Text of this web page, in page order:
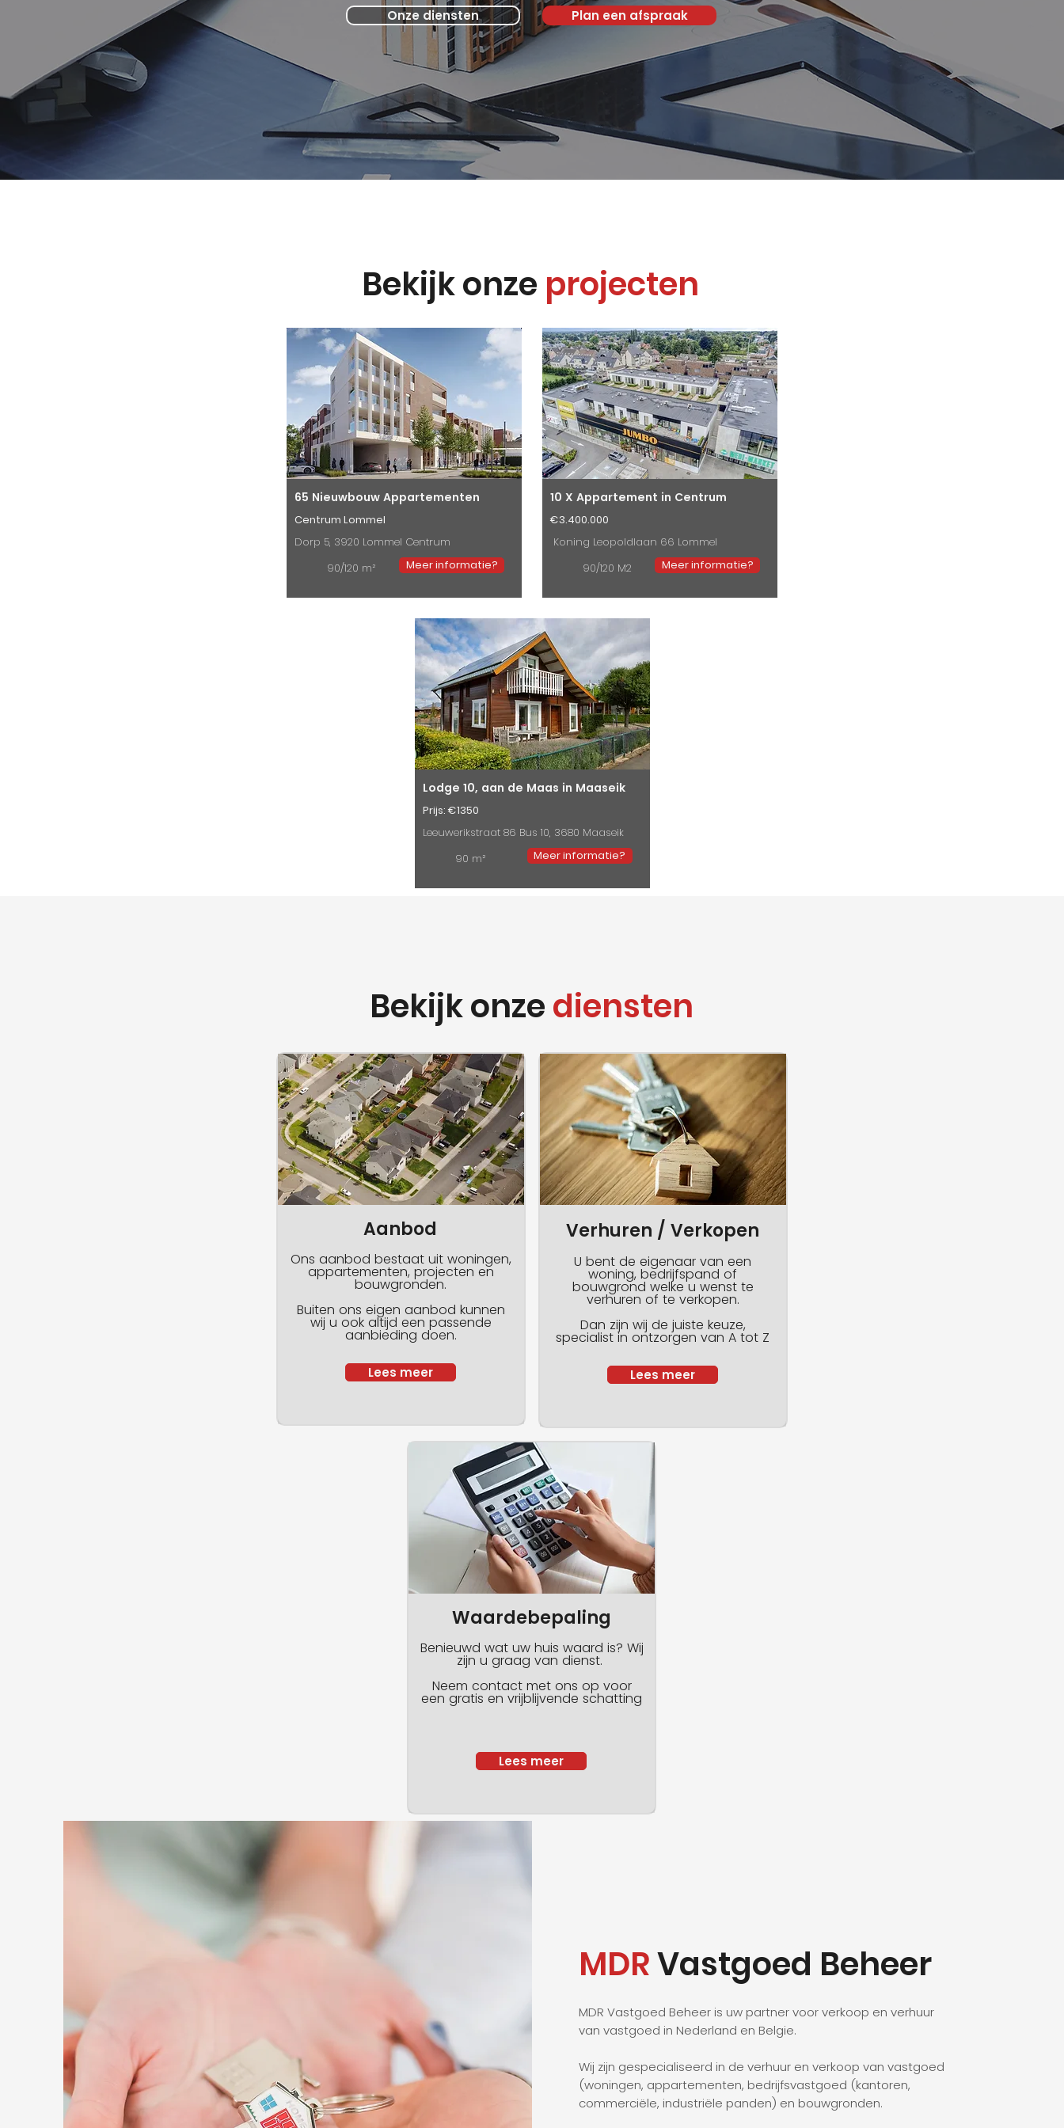
Onze diensten Plan een afspraak
Bekijk onze projecten
65 Nieuwbouw Appartementen
Centrum Lommel
Dorp 5, 3920 Lommel Centrum
90/120 m²
Meer informatie?
10 X Appartement in Centrum
€3.400.000
Koning Leopoldlaan 66 Lommel
90/120 M2
Meer informatie?
Lodge 10, aan de Maas in Maaseik
Prijs: €1350
Leeuwerikstraat 86 Bus 10, 3680 Maaseik
90 m²
Meer informatie?
Bekijk onzediensten
Aanbod
Ons aanbod bestaat uit woningen,
appartementen, projecten en
bouwgronden.
Buiten ons eigen aanbod kunnen
wij u ook altijd een passende
aanbieding doen.
Lees meer
Verhuren / Verkopen
U bent de eigenaar van een
woning, bedrijfspand of
bouwgrond welke u wenst te
verhuren of te verkopen.
Dan zijn wij de juiste keuze,
specialist in ontzorgen van A tot Z
Lees meer
Waardebepaling
Benieuwd wat uw huis waard is? Wij
zijn u graag van dienst.​ ​
Neem contact met ons op voor
een gratis en vrijblijvende schatting
Lees meer
MDRVastgoed Beheer
MDR Vastgoed Beheer is uw partner voor verkoop en verhuur
van vastgoed in Nederland en Belgie.
Wij zijn gespecialiseerd in de verhuur en verkoop van vastgoed
(woningen, appartementen, bedrijfsvastgoed (kantoren,
commerciële, industriële panden) en bouwgronden.